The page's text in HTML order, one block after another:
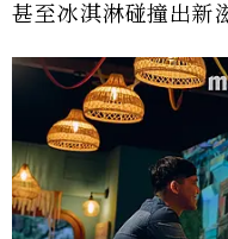
甚至冰淇淋碰撞出新